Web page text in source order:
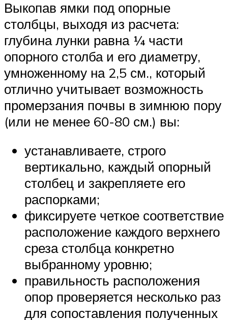
Выкопав ямки под опорные
столбцы, выходя из расчета:
глубина лунки равна ¼ части
опорного столба и его диаметру,
умноженному на 2,5 см., который
отлично учитывает возможность
промерзания почвы в зимнюю пору
(или не менее 60-80 см.) вы:
устанавливаете, строго
вертикально, каждый опорный
столбец и закрепляете его
распорками;
фиксируете четкое соответствие
расположение каждого верхнего
среза столбца конкретно
выбранному уровню;
правильность расположения
опор проверяется несколько раз
для сопоставления полученных